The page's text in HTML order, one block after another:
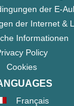
der E-
der Internet &
Informationen
Policy
Cookies
Français